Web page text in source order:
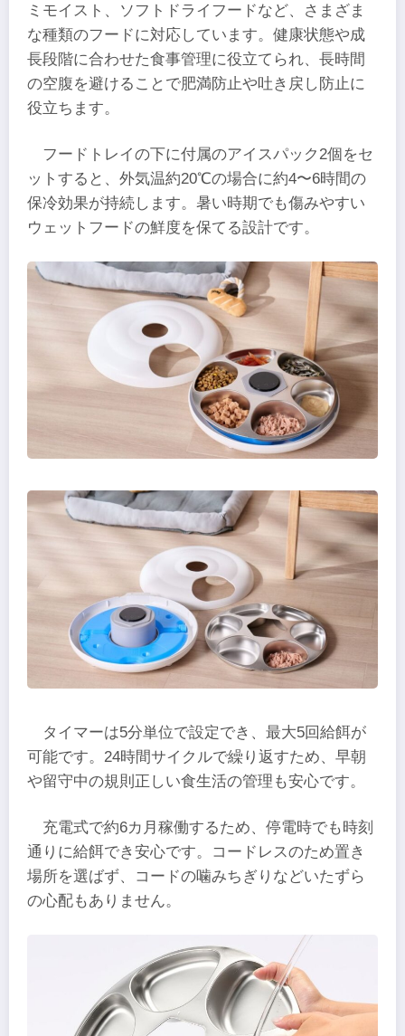
ミモイスト、ソフトドライフードなど、さまざま
な種類のフードに対応しています。健康状態や成
長段階に合わせた食事管理に役立てられ、長時間
の空腹を避けることで肥満防止や吐き戻し防止に
役立ちます。
フードトレイの下に付属のアイスパック2個をセ
ットすると、外気温約20℃の場合に約4〜6時間の
保冷効果が持続します。暑い時期でも傷みやすい
ウェットフードの鮮度を保てる設計です。
タイマーは5分単位で設定でき、最大5回給餌が
可能です。24時間サイクルで繰り返すため、早朝
や留守中の規則正しい食生活の管理も安心です。
充電式で約6カ月稼働するため、停電時でも時刻
通りに給餌でき安心です。コードレスのため置き
場所を選ばず、コードの噛みちぎりなどいたずら
の心配もありません。